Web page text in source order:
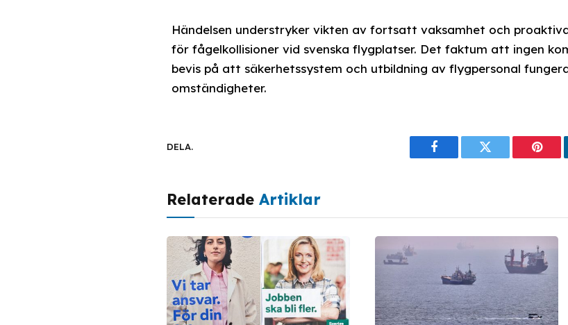
Händelsen understryker vikten av fortsatt vaksamhet och
för fågelkollisioner vid svenska flygplatser. Det faktum att ingen
bevis på att säkerhetssystem och utbildning av flygpersonal
omständigheter.
DELA.
FacebookTwitter
Relaterade Artiklar